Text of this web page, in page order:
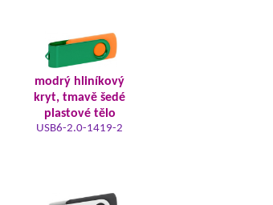
modrý hliníkový
kryt, tmavě šedé
plastové tělo
USB6-2.0-1419-2